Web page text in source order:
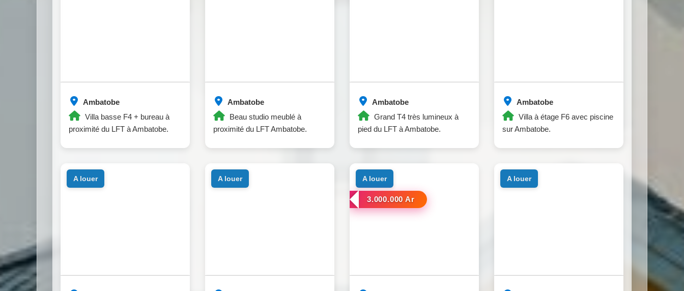
Ambatobe
Villa basse F4 + bureau à
proximité du LFT à Ambatobe.
Ambatobe
Beau studio meublé à
proximité du LFT Ambatobe.
Ambatobe
Grand T4 très lumineux à
pied du LFT à Ambatobe.
Ambatobe
Villa à étage F6 avec piscine
sur Ambatobe.
a louer a louer a louer
3.000.000 Ar
a louer